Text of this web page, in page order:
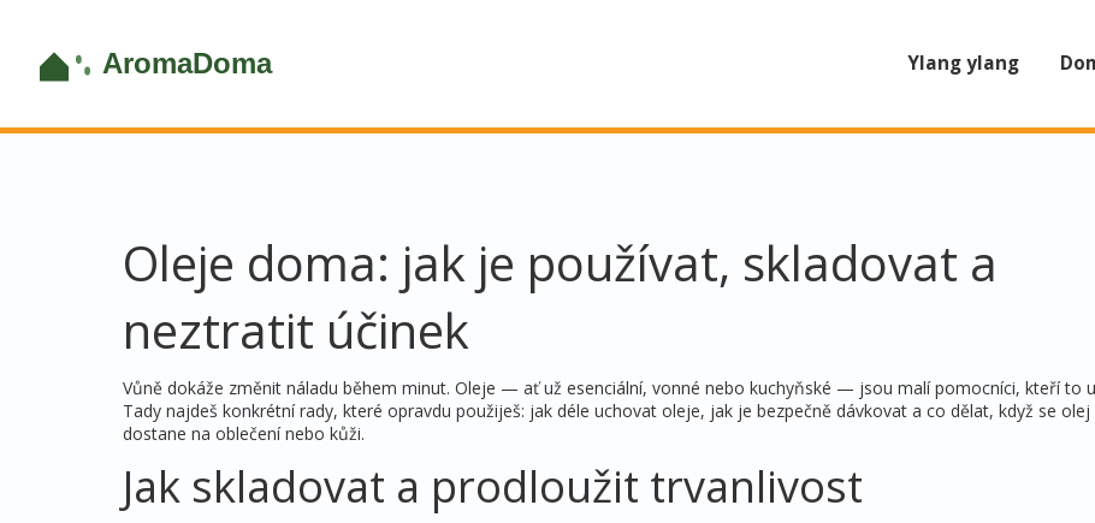
Ylang ylang
Oleje doma: jak je používat, skladovat a
neztratit účinek
Vůně dokáže změnit náladu během minut. Oleje — ať už esenciální, vonné nebo kuchyňské — jsou malí pomocníci, kteří to
Tady najdeš konkrétní rady, které opravdu použiješ: jak déle uchovat oleje, jak je bezpečně dávkovat a co dělat, když se olej
dostane na oblečení nebo kůži.
Jak skladovat a prodloužit trvanlivost